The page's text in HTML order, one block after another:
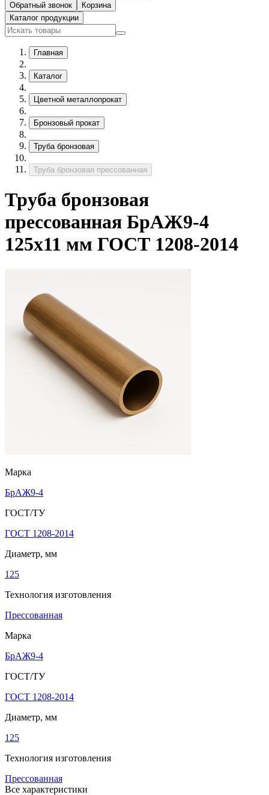
Обратный звонок
Корзина
Каталог продукции
Главная
Каталог
Цветной металлопрокат
Бронзовый прокат
Труба бронзовая
Труба бронзовая прессованная
Труба бронзовая
прессованная БрАЖ9-4
125х11 мм ГОСТ 1208-2014
Марка
БрАЖ9-4
ГОСТ/ТУ
ГОСТ 1208-2014
Диаметр, мм
125
Технология изготовления
Прессованная
Марка
БрАЖ9-4
ГОСТ/ТУ
ГОСТ 1208-2014
Диаметр, мм
125
Технология изготовления
Прессованная
Все характеристики